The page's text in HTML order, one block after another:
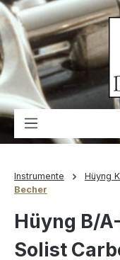
springen
Instrumente Hüyng
Becher
Hüyng B/
Solist